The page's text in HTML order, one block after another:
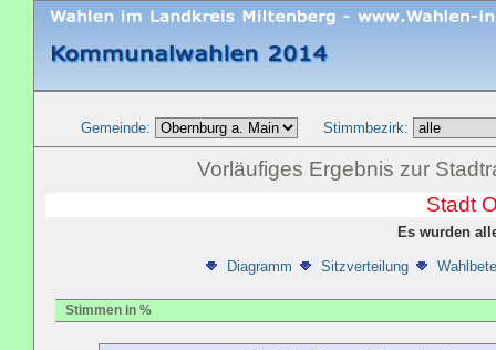
Gemeinde: Stimmbezirk:
Vorläufiges Ergebnis zur
Stadt
Es wurden
Diagramm Sitzverteilung
Stimmen in %